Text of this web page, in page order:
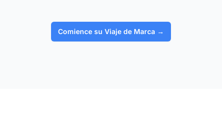
Comience su Viaje de Marca →